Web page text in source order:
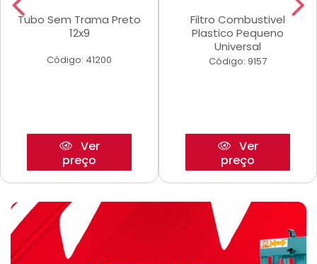
Tubo Sem Trama Preto
12x9
Código: 41200
Ver
preço
Filtro Combustivel
Plastico Pequeno
Universal
Código: 9157
Ver
preço